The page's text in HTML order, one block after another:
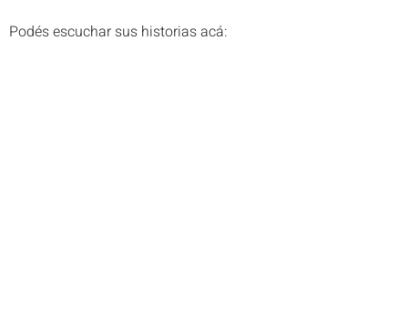
Podés escuchar sus historias acá: